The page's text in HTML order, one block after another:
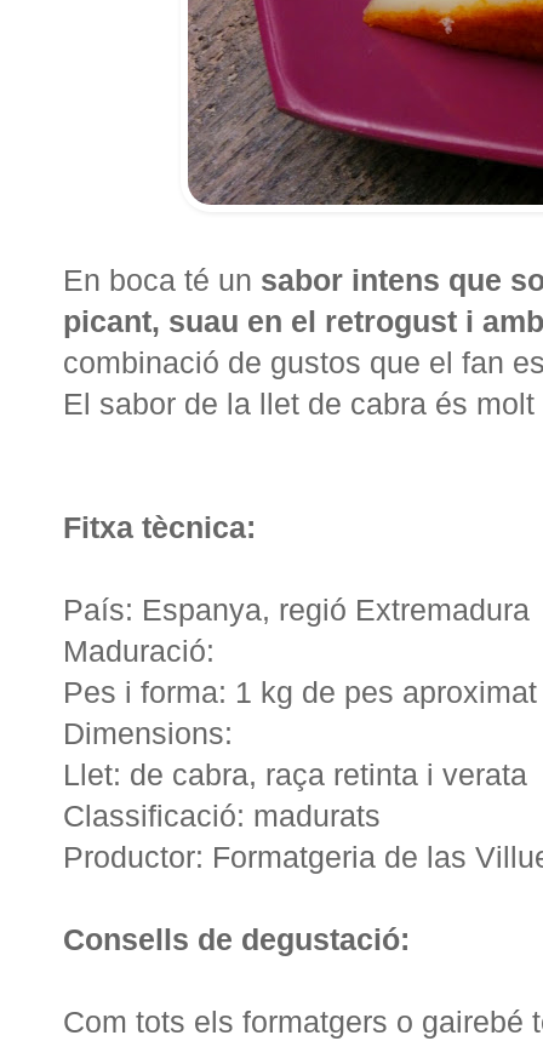
En boca té un sabor intens que
picant, suau en el retrogust i
combinació de gustos que el fan
El sabor de la llet de cabra és
Fitxa tècnica:
País: Espanya, regió Extremadura
Maduració:
Pes i forma: 1 kg de pes
Dimensions:
Llet: de cabra, raça retinta i verata
Classificació: madurats
Productor: Formatgeria de las
Consells de degustació:
Com tots els formatgers o gairebé